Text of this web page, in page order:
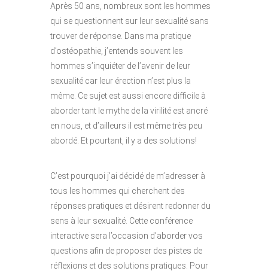
Après 50 ans, nombreux sont les hommes
qui se questionnent sur leur sexualité sans
trouver de réponse. Dans ma pratique
d’ostéopathie, j’entends souvent les
hommes s’inquiéter de l’avenir de leur
sexualité car leur érection n’est plus la
même. Ce sujet est aussi encore difficile à
aborder tant le mythe de la virilité est ancré
en nous, et d’ailleurs il est même très peu
abordé. Et pourtant, il y a des solutions!
C’est pourquoi j’ai décidé de m’adresser à
tous les hommes qui cherchent des
réponses pratiques et désirent redonner du
sens à leur sexualité. Cette conférence
interactive sera l’occasion d’aborder vos
questions afin de proposer des pistes de
réflexions et des solutions pratiques. Pour